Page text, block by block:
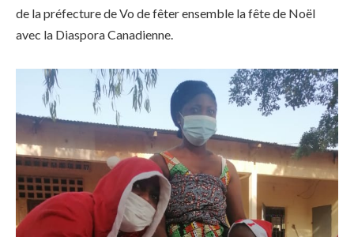
de la préfecture de Vo de fêter ensemble la fête de Noël
avec la Diaspora Canadienne.